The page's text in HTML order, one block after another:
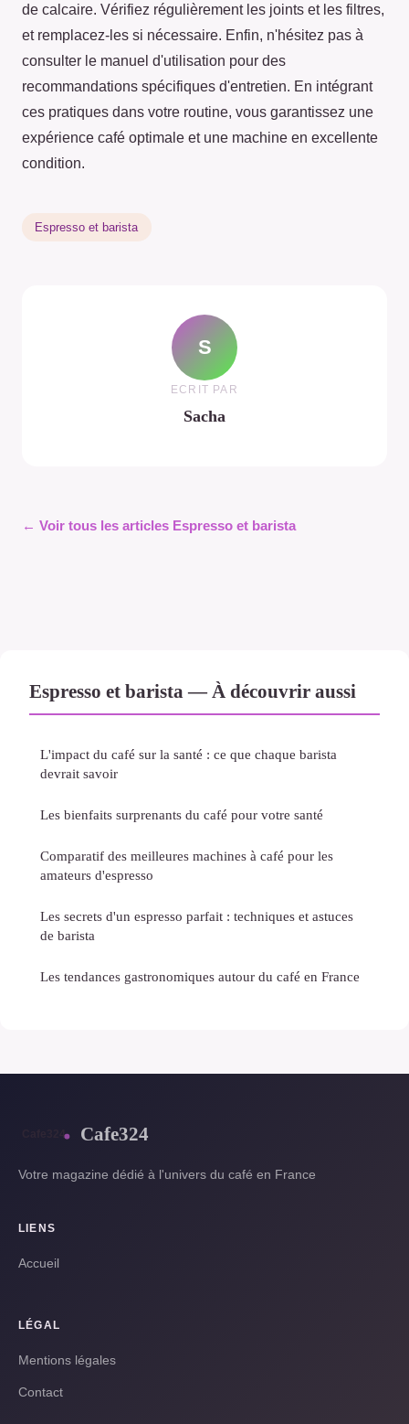
de calcaire. Vérifiez régulièrement les joints et les filtres,
et remplacez-les si nécessaire. Enfin, n'hésitez pas à
consulter le manuel d'utilisation pour des
recommandations spécifiques d'entretien. En intégrant
ces pratiques dans votre routine, vous garantissez une
expérience café optimale et une machine en excellente
condition.
Espresso et barista
S
ECRIT PAR
Sacha
← Voir tous les articles Espresso et barista
Espresso et barista — À découvrir aussi
L'impact du café sur la santé : ce que chaque barista
devrait savoir
Les bienfaits surprenants du café pour votre santé
Comparatif des meilleures machines à café pour les
amateurs d'espresso
Les secrets d'un espresso parfait : techniques et astuces
de barista
Les tendances gastronomiques autour du café en France
Cafe324
Votre magazine dédié à l'univers du café en France
LIENS
Accueil
LÉGAL
Mentions légales
Contact